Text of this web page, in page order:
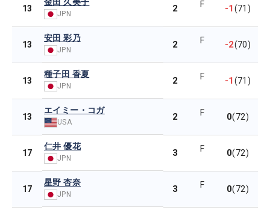
13
金田 久美子
JPN 2 F -1(71)
13
安田 彩乃
JPN 2 F -2(70)
13
種子田 香夏
JPN 2 F -1(71)
13
エイミー・コガ
USA 2 F 0(72)
17
仁井 優花
JPN 3 F 0(72)
17
星野 杏奈
JPN 3 F 0(72)